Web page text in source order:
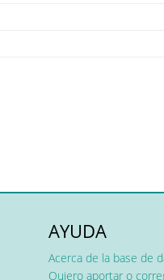
AYUDA
Acerca de la base de
Quiero aportar o